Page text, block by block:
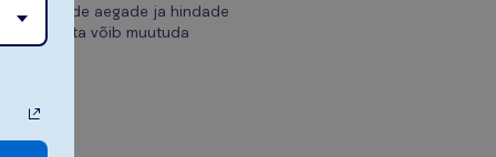
nende aegade ja hindade
kohta võib muutuda